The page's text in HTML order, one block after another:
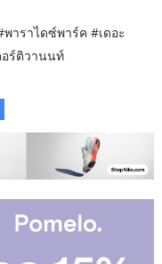
พาราไดซ์พาร์ค #เดอะ
อร์ติวานนท์